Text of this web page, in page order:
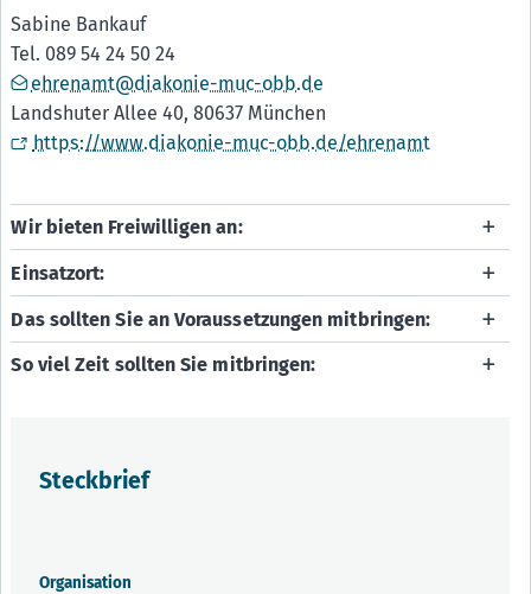
Sabine Bankauf
Tel. 089 54 24 50 24
ehrenamt@diakonie-muc-obb.de
Landshuter Allee 40, 80637 München
https://www.diakonie-muc-obb.de/ehrenamt
Wir bieten Freiwilligen an:
Einsatzort:
Das sollten Sie an Voraussetzungen mitbringen:
So viel Zeit sollten Sie mitbringen:
Steckbrief
Organisation